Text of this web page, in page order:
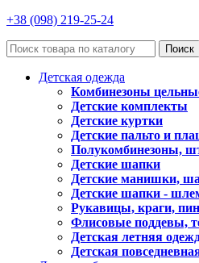
+38 (098) 219-25-24
Поиск
Детская одежда
Комбинезоны
Детские комплекты
Детские куртки
Детские пальто и
Полукомбинезоны,
Детские шапки
Детские манишки,
Детские шапки -
Рукавицы, краги,
Флисовые поддевы,
Детская летняя
Детская